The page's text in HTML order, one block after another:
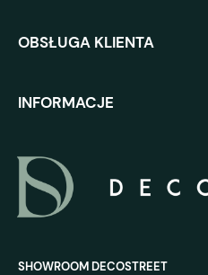
OBSŁUGA KLIENTA
INFORMACJE
SHOWROOM DECOSTREET